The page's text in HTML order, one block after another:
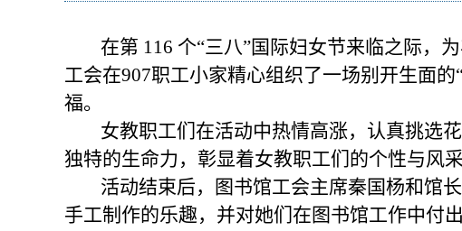
在第 116 个“三八”国际妇女节来临之际，
工会在907职工小家精心组织了一场别开生面
福。
女教职工们在活动中热情高涨，认真挑选
独特的生命力，彰显着女教职工们的个性与风
活动结束后，图书馆工会主席秦国杨和馆
手工制作的乐趣，并对她们在图书馆工作中付